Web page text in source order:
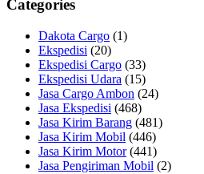
Categories
Dakota Cargo (1)
Ekspedisi (20)
Ekspedisi Cargo (33)
Ekspedisi Udara (15)
Jasa Cargo Ambon (24)
Jasa Ekspedisi (468)
Jasa Kirim Barang (481)
Jasa Kirim Mobil (446)
Jasa Kirim Motor(441)
Jasa Pengiriman Mobil (2)